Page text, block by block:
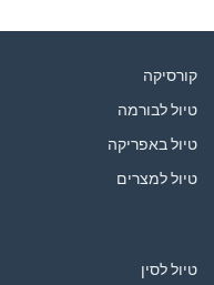
קורסיקה
טיול לבורמה
טיול באפריקה
טיול למצרים
טיול לסין